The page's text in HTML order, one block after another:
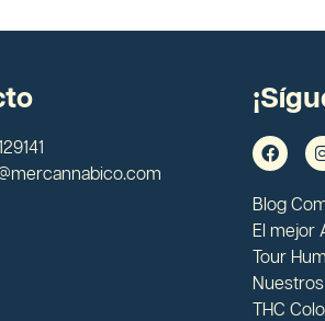
Blog
El mejor
Tour
THC